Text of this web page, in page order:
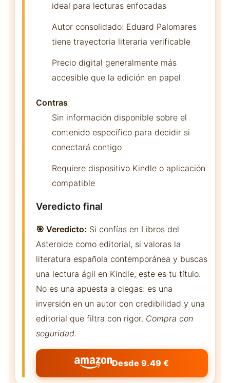
ideal para lecturas enfocadas
Autor consolidado: Eduard Palomares
tiene trayectoria literaria verificable
Precio digital generalmente más
accesible que la edición en papel
Contras
Sin información disponible sobre el
contenido específico para decidir si
conectará contigo
Requiere dispositivo Kindle o aplicación
compatible
Veredicto final
🎯 Veredicto: Si confías en Libros del
Asteroide como editorial, si valoras la
literatura española contemporánea y buscas
una lectura ágil en Kindle, este es tu título.
No es una apuesta a ciegas: es una
inversión en un autor con credibilidad y una
editorial que filtra con rigor. Compra con
seguridad.
Desde 9.49 €